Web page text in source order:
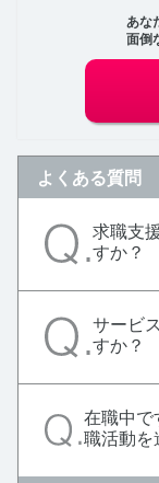
あな
面倒
よくある質問
求職支
すか？
サービ
すか？
在職中で
職活動を